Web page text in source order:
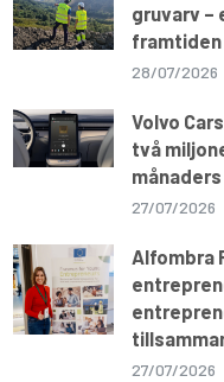
gruvarv –
framtiden
28/07/2026
Volvo
två
27/07/2026
Alfombra
27/07/2026